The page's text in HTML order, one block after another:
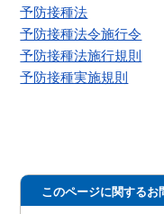
予防接種法
予防接種法令施行令
予防接種法施行規則
予防接種実施規則
このページに関するお